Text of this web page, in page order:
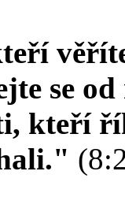
se
kteří